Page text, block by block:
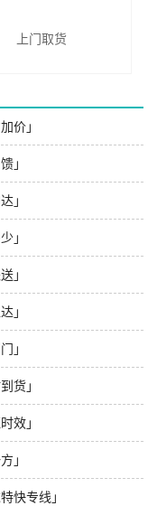
上门取货
价」
」
」
」
」
」
」
货」
效」
」
快专线」